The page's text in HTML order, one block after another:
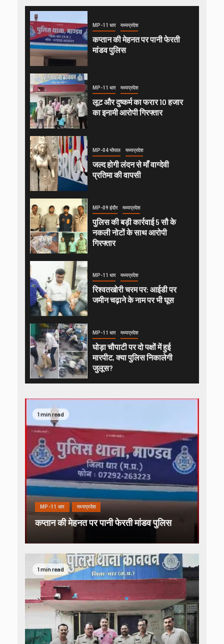
MP-11 धार मध्यप्रदेश
कप्तान की मेहनत पर पानी फेरती
मांडव पुलिस
MP-11 धार मध्यप्रदेश
लूट और दुष्कर्म का फरार 10 हजार
का इनामी आरोपी गिरफ्तार
MP-04 भोपाल मध्यप्रदेश
जल्द होगी लंदन से माँ वाग्देवी
प्रतिमा की वापसी
MP-09 इंदौर मध्यप्रदेश
पुलिस की बड़ी कार्रवाई 5 सौ के
नकली नोटों के साथ आरोपी
गिरफ्तार
MP-11 धार मध्यप्रदेश
रिश्वतखोरी चरम पर: आईडी पर
जमीन चढ़ाने के नाम पर भी घूस
MP-11 धार मध्यप्रदेश
घोड़ा चौपाटी पर दो पक्षों में हुई
मारपीट, क्या पुलिस निकालेगी
जुलूस?
1 min read
MP-11 धार मध्यप्रदेश
कप्तान की मेहनत पर पानी फेरती मांडव पुलिस
1 min read